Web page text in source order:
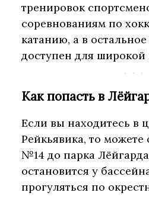
тренировок
соревнованиям по
катанию, а в
доступен для широкой
Как попасть в
Если вы находитесь в
Рейкьявика, то можете
№14 до парка
остановится у
прогуляться по